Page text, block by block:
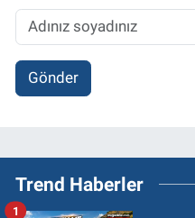
Gönder
Trend Haberler
1